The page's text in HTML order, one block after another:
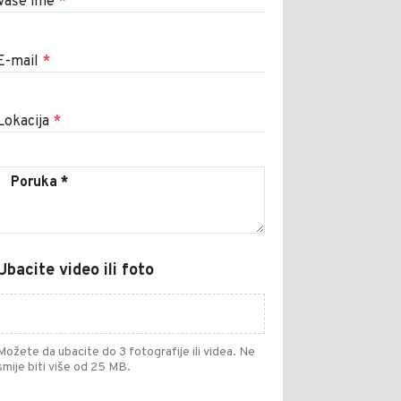
mail *
*
video ili foto
da ubacite do 3 fotografije ili videa. Ne
biti više od 25 MB.